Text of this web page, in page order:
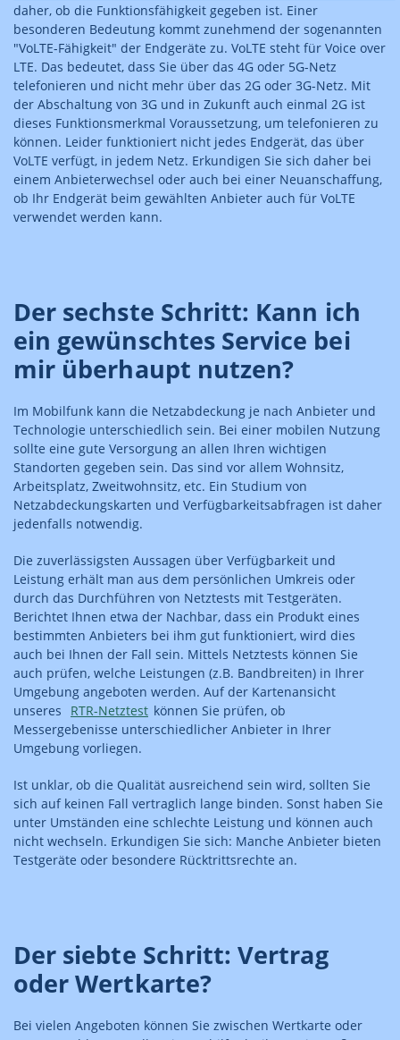
daher, ob die Funktionsfähigkeit gegeben ist. Einer
besonderen Bedeutung kommt zunehmend der sogenannten
"VoLTE-Fähigkeit" der Endgeräte zu. VoLTE steht für Voice over
LTE. Das bedeutet, dass Sie über das 4G oder 5G-Netz
telefonieren und nicht mehr über das 2G oder 3G-Netz. Mit
der Abschaltung von 3G und in Zukunft auch einmal 2G ist
dieses Funktionsmerkmal Voraussetzung, um telefonieren zu
können. Leider funktioniert nicht jedes Endgerät, das über
VoLTE verfügt, in jedem Netz. Erkundigen Sie sich daher bei
einem Anbieterwechsel oder auch bei einer Neuanschaffung,
ob Ihr Endgerät beim gewählten Anbieter auch für VoLTE
verwendet werden kann.
Der sechste Schritt: Kann ich
ein gewünschtes Service bei
mir überhaupt nutzen?
Im Mobilfunk kann die Netzabdeckung je nach Anbieter und
Technologie unterschiedlich sein. Bei einer mobilen Nutzung
sollte eine gute Versorgung an allen Ihren wichtigen
Standorten gegeben sein. Das sind vor allem Wohnsitz,
Arbeitsplatz, Zweitwohnsitz, etc. Ein Studium von
Netzabdeckungskarten und Verfügbarkeitsabfragen ist daher
jedenfalls notwendig.
Die zuverlässigsten Aussagen über Verfügbarkeit und
Leistung erhält man aus dem persönlichen Umkreis oder
durch das Durchführen von Netztests mit Testgeräten.
Berichtet Ihnen etwa der Nachbar, dass ein Produkt eines
bestimmten Anbieters bei ihm gut funktioniert, wird dies
auch bei Ihnen der Fall sein. Mittels Netztests können Sie
auch prüfen, welche Leistungen (z.B. Bandbreiten) in Ihrer
Umgebung angeboten werden. Auf der Kartenansicht
unseres
RTR-Netztest können Sie prüfen, ob
Messergebenisse unterschiedlicher Anbieter in Ihrer
Umgebung vorliegen.
Ist unklar, ob die Qualität ausreichend sein wird, sollten Sie
sich auf keinen Fall vertraglich lange binden. Sonst haben Sie
unter Umständen eine schlechte Leistung und können auch
nicht wechseln. Erkundigen Sie sich: Manche Anbieter bieten
Testgeräte oder besondere Rücktrittsrechte an.
Der siebte Schritt: Vertrag
oder Wertkarte?
Bei vielen Angeboten können Sie zwischen Wertkarte oder